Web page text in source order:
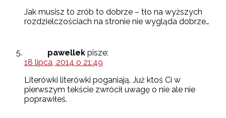
Jak musisz to zrób to dobrze – tło na wyższych
rozdzielczościach na stronie nie wygląda dobrze…
pawellek pisze:
18 lipca, 2014 o 21:49
Literówki literówki poganiają. Już ktoś Ci w
pierwszym tekście zwrócił uwagę o nie ale nie
poprawiłeś.